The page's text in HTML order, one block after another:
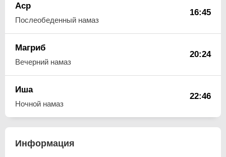
Аср
Послеобеденный намаз
16:45
Магриб
Вечерний намаз
20:24
Иша
Ночной намаз
22:46
Информация